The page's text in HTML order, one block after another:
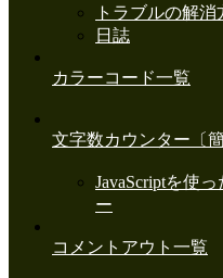
トラブルの解消
日誌
カラーコード一覧
文字数カウンター〔
JavaScriptを使
ー
コメントアウト一覧